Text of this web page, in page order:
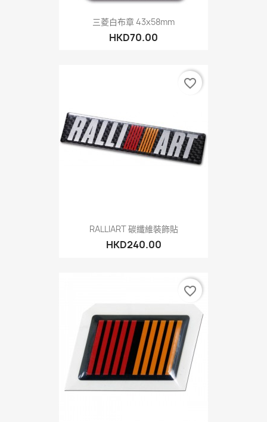
三菱白布章 43x58mm
HKD70.00
RALLIART 碳纖維裝飾貼
HKD240.00
favorite_border
favorite_border